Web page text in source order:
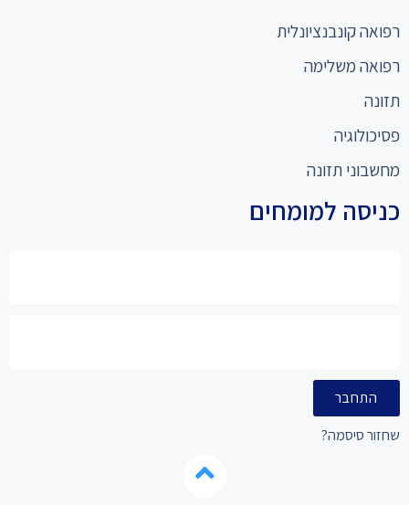
רפואה קונבנציונלית
רפואה משלימה
תזונה
פסיכולוגיה
מחשבוני תזונה
כניסה למומחים
התחבר
שחזור סיסמה?